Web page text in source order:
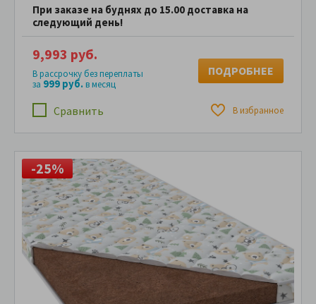
При заказе на буднях до 15.00 доставка на
следующий день!
Сравнить В избранное
9,993 руб.
В рассрочку без переплаты
за 999 руб.в месяц
ПОДРОБНЕЕ
-25%